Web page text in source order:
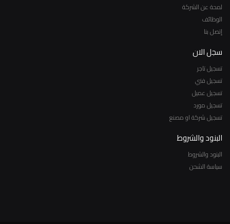
لمحة عن الشركة
الوظائف
إتصل بنا
سجل الان
تسجيل تاجر
تسجيل فني
تسجيل عميل
تسجيل مورد
تسجيل شركة او مصنع
البنود والشروط
البنود والشروط
سياسة الشحن